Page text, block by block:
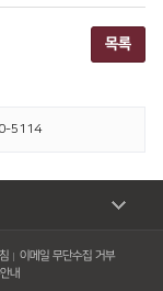
목록
5114
이메일 무단수집 거부
내